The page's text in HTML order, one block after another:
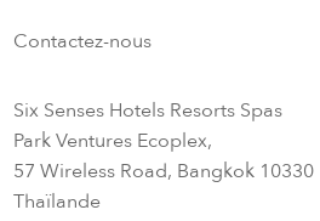
Contactez-nous
Six Senses Hotels Resorts Spas
Park Ventures Ecoplex,
57 Wireless Road, Bangkok 10330
Thaïlande